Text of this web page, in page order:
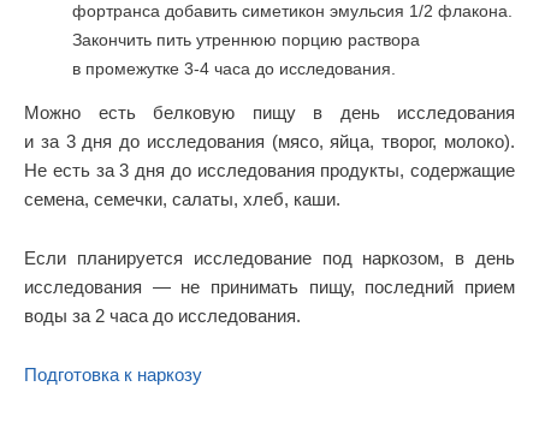
фортранса добавить симетикон эмульсия 1/2 флакона.
Закончить пить утреннюю порцию раствора
в промежутке 3-4 часа до исследования.
Можно есть белковую пищу в день исследования
и за 3 дня до исследования (мясо, яйца, творог, молоко).
Не есть за 3 дня до исследования продукты, содержащие
семена, семечки, салаты, хлеб, каши.
Если планируется исследование под наркозом, в день
исследования — не принимать пищу, последний прием
воды за 2 часа до исследования.
Подготовка к наркозу